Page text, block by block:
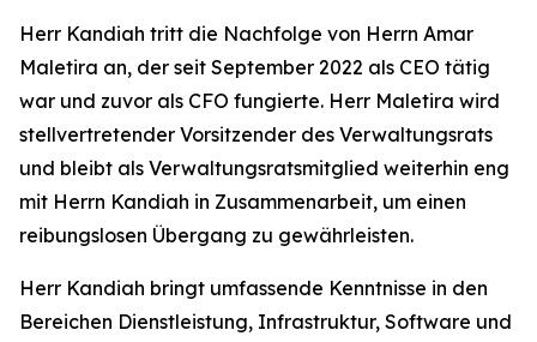
Herr Kandiah tritt die Nachfolge von Herrn Amar
Maletira an, der seit September 2022 als CEO tätig
war und zuvor als CFO fungierte. Herr Maletira wird
stellvertretender Vorsitzender des Verwaltungsrats
und bleibt als Verwaltungsratsmitglied weiterhin eng
mit Herrn Kandiah in Zusammenarbeit, um einen
reibungslosen Übergang zu gewährleisten.
Herr Kandiah bringt umfassende Kenntnisse in den
Bereichen Dienstleistung, Infrastruktur, Software und